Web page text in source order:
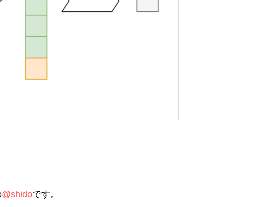
@shidoです。